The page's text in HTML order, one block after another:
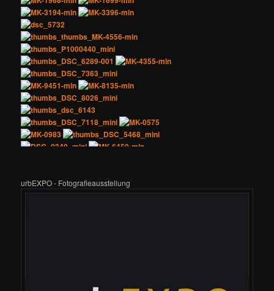
urbEXPO - Fotografieausstellung